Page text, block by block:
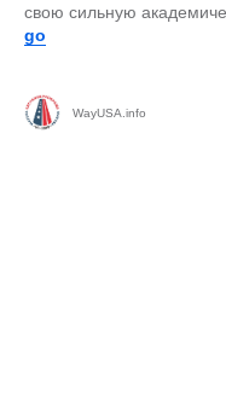
свою сильную
go
WayUSA.info